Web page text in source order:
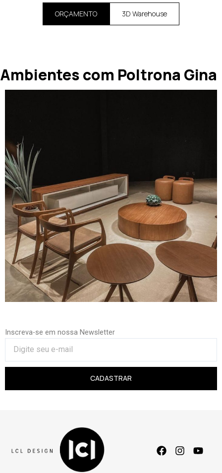
ORÇAMENTO 3D Warehouse
Ambientes com Poltrona Gina
Inscreva-se em nossa Newsletter
CADASTRAR